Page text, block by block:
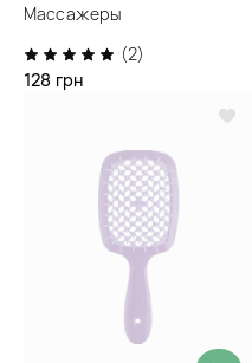
Массажеры
(2)
128 грн